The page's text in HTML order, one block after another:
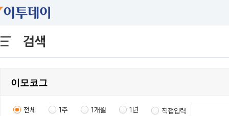
검색
전체 1주 1개월 1년 직접입력